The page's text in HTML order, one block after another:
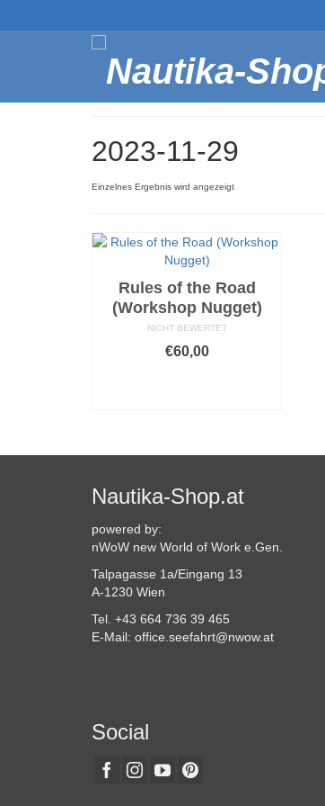
2023-11-29
Einzelnes Ergebnis wird angezeigt
Rules of the Road
(Workshop Nugget)
NICHT BEWERTET
€60,00
weist
Varianten
auf.
Optionen
auf
Produktseite
gewählt
Nautika-Shop.at
powered by:
nWoW new World of Work e.Gen.
Talpagasse 1a/Eingang 13
A-1230 Wien
Tel. +43 664 736 39 465
E-Mail: office.seefahrt@nwow.at
Social